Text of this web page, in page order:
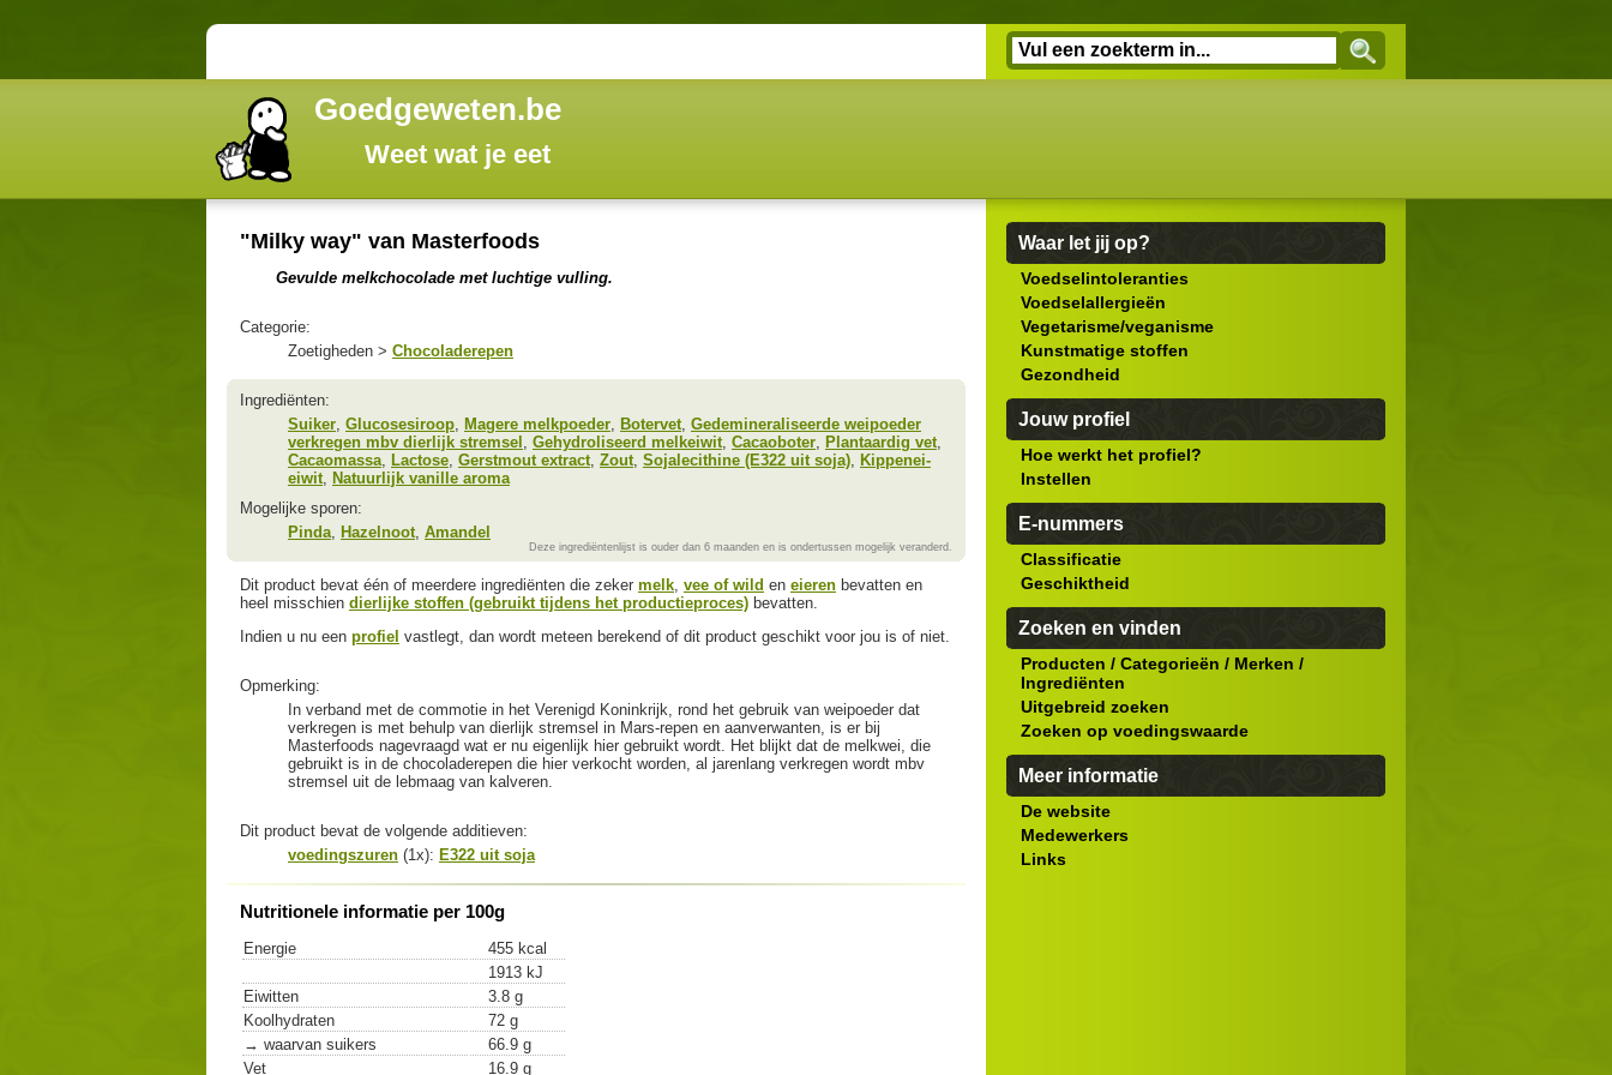
Goedgeweten.be
Weet wat je eet
"Milky way" van Masterfoods
Gevulde melkchocolade met luchtige vulling.
Categorie:
Zoetigheden > Chocoladerepen
Ingrediënten:
Suiker Glucosesiroop Magere melkpoeder Botervet Gedemineraliseerde weipoeder
verkregen mbv dierlijk stremsel Gehydroliseerd melkeiwit Cacaoboter Plantaardig vet
Cacaomassa Lactose Gerstmout extract Zout Sojalecithine (E322 uit soja) Kippenei-
eiwit Natuurlijk vanille aroma
Mogelijke sporen:
Pinda Hazelnoot Amandel
Deze ingrediëntenlijst is ouder dan 6 maanden en is ondertussen mogelijk veranderd.
Dit product bevat één of meerdere ingrediënten die zeker melk, vee of wild en eieren bevatten en
heel misschien dierlijke stoffen (gebruikt tijdens het productieproces) bevatten.
Indien u nu een profiel vastlegt, dan wordt meteen berekend of dit product geschikt voor jou is of niet.
Opmerking:
In verband met de commotie in het Verenigd Koninkrijk, rond het gebruik van weipoeder dat
verkregen is met behulp van dierlijk stremsel in Mars-repen en aanverwanten, is er bij
Masterfoods nagevraagd wat er nu eigenlijk hier gebruikt wordt. Het blijkt dat de melkwei, die
gebruikt is in de chocoladerepen die hier verkocht worden, al jarenlang verkregen wordt mbv
stremsel uit de lebmaag van kalveren.
Dit product bevat de volgende additieven:
voedingszuren (1x): E322 uit soja
Nutritionele informatie per 100g
Energie
455 kcal
1913 kJ
Eiwitten
3.8 g
Koolhydraten
72 g
→ waarvan suikers
66.9 g
Vet
16.9 g
Waar let jij op?
Voedselintoleranties
Voedselallergieën
Vegetarisme/veganisme
Kunstmatige stoffen
Gezondheid
Jouw profiel
Hoe werkt het profiel?
Instellen
E-nummers
Classificatie
Geschiktheid
Zoeken en vinden
Producten / Categorieën / Merken /
Ingrediënten
Uitgebreid zoeken
Zoeken op voedingswaarde
Meer informatie
De website
Medewerkers
Links